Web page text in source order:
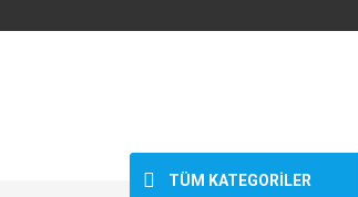
TÜM KATEGORİLER